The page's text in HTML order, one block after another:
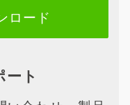
ロード
ト